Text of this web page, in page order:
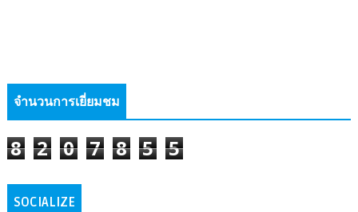
จำนวนการเยี่ยมชม
8 2 0 7 8 5 5
SOCIALIZE